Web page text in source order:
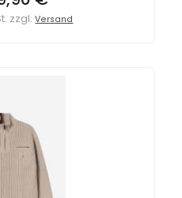
zzgl.Versand